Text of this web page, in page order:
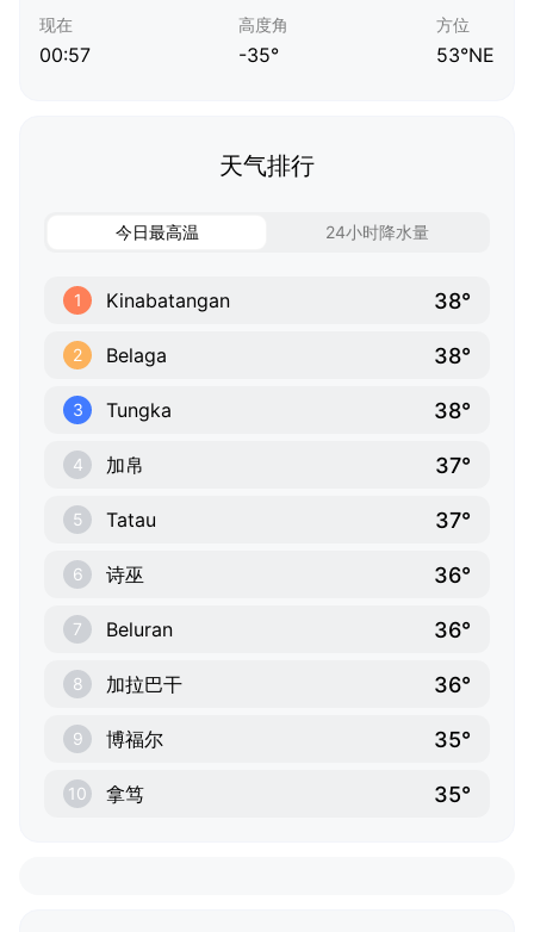
现在
00:57
高度角
-35°
方位
53°NE
天气排行
今日最高温 24小时降水量
1 Kinabatangan 38°
2 Belaga 38°
3 Tungka 38°
4 加帛 37°
5 Tatau 37°
6 诗巫 36°
7 Beluran 36°
8 加拉巴干 36°
9 博福尔 35°
10 拿笃 35°